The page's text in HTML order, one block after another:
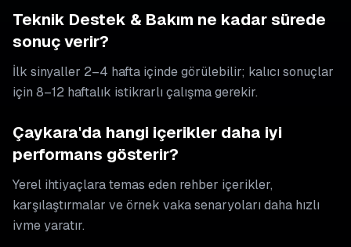
Teknik Destek & Bakım ne kadar sürede
sonuç verir?
İlk sinyaller 2–4 hafta içinde görülebilir; kalıcı sonuçlar
için 8–12 haftalık istikrarlı çalışma gerekir.
Çaykara'da hangi içerikler daha iyi
performans gösterir?
Yerel ihtiyaçlara temas eden rehber içerikler,
karşılaştırmalar ve örnek vaka senaryoları daha hızlı
ivme yaratır.